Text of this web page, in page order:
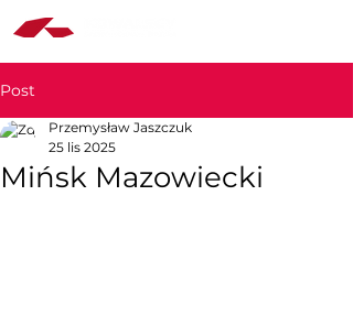
Post
Mińsk Mazowiecki
Przemysław Jaszczuk
25 lis 2025